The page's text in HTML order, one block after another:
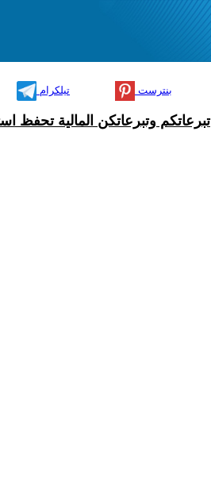
تيلكرام بنترست
تبرعاتكم وتبرعاتكن المالية تحفظ